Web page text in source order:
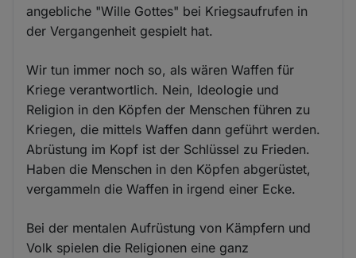
angebliche "Wille Gottes" bei Kriegsaufrufen in
der Vergangenheit gespielt hat.
Wir tun immer noch so, als wären Waffen für
Kriege verantwortlich. Nein, Ideologie und
Religion in den Köpfen der Menschen führen zu
Kriegen, die mittels Waffen dann geführt werden.
Abrüstung im Kopf ist der Schlüssel zu Frieden.
Haben die Menschen in den Köpfen abgerüstet,
vergammeln die Waffen in irgend einer Ecke.
Bei der mentalen Aufrüstung von Kämpfern und
Volk spielen die Religionen eine ganz